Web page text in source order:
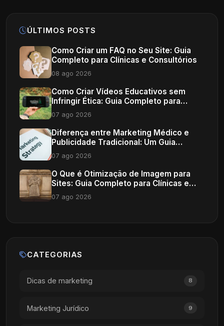
ÚLTIMOS POSTS
Como Criar um FAQ no Seu Site: Guia
Completo para Clínicas e Consultórios
08 ago 2026
Como Criar Vídeos Educativos sem
Infringir Ética: Guia Completo para
Profissionais de Saúde
07 ago 2026
Diferença entre Marketing Médico e
Publicidade Tradicional: Um Guia
Completo
07 ago 2026
O Que é Otimização de Imagem para
Sites: Guia Completo para Clínicas e
Consultórios
07 ago 2026
CATEGORIAS
Dicas de marketing 8
Marketing Jurídico 9